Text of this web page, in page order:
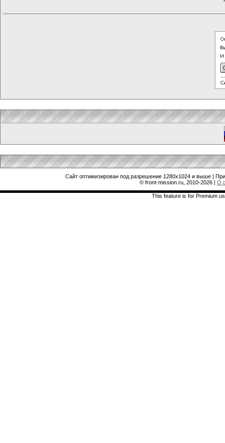
Сайт оптимизирован под разрешение 1280x1024 и выше |
© front-mission.ru, 2010-2026| О
This feature is for Premium